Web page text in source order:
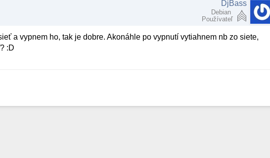
DjBass
Debian
Používateľ
a vypnem ho, tak je dobre. Akonáhle po vypnutí vytiahnem nb zo siete,
:D